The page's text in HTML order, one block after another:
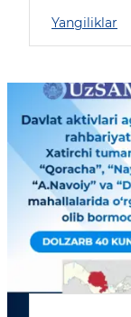
Yangiliklar